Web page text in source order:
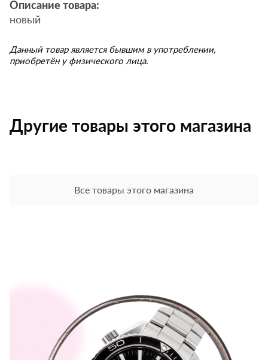
Описание товара:
новый
Данный товар является бывшим в употреблении,
приобретён у физического лица.
Другие товары этого магазина
Все товары этого магазина